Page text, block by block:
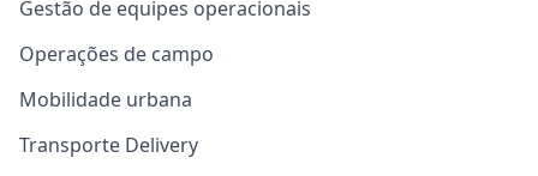
Gestão de equipes operacionais
Operações de campo
Mobilidade urbana
Transporte Delivery